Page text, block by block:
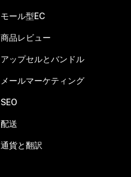
モール型EC
商品レビュー
アップセルとバンドル
メールマーケティング
SEO
配送
通貨と翻訳